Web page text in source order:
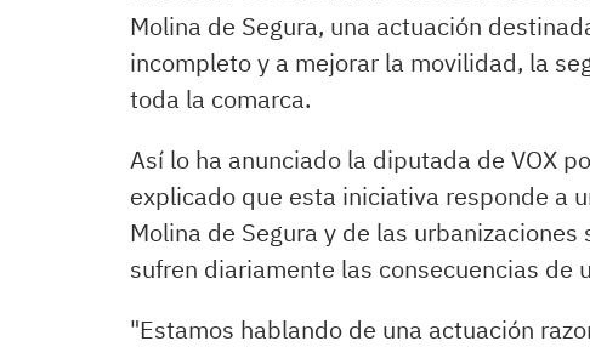
Molina de Segura, una actuación
incompleto y a mejorar la movilidad, la
toda la comarca.
Así lo ha anunciado la diputada de VOX
explicado que esta iniciativa responde a
Molina de Segura y de las
sufren diariamente las consecuencias
"Estamos hablando de una actuación